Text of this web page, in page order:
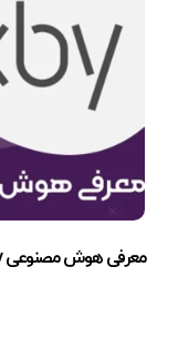
معرفی هوش مصنوعی Bixby + بررسی 6 قابلیت آن